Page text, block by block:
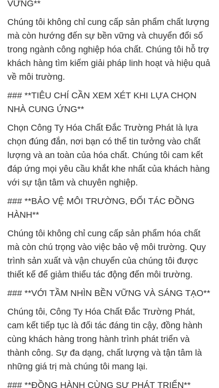
VỮNG**
Chúng tôi không chỉ cung cấp sản phẩm chất lượng
mà còn hướng đến sự bền vững và chuyển đổi số
trong ngành công nghiệp hóa chất. Chúng tôi hỗ trợ
khách hàng tìm kiếm giải pháp linh hoạt và hiệu quả
về môi trường.
### **TIÊU CHÍ CẦN XEM XÉT KHI LỰA CHỌN
NHÀ CUNG ỨNG**
Chọn Công Ty Hóa Chất Đắc Trường Phát là lựa
chọn đúng đắn, nơi bạn có thể tin tưởng vào chất
lượng và an toàn của hóa chất. Chúng tôi cam kết
đáp ứng mọi yêu cầu khắt khe nhất của khách hàng
với sự tận tâm và chuyên nghiệp.
### **BẢO VỆ MÔI TRƯỜNG, ĐỐI TÁC ĐỒNG
HÀNH**
Chúng tôi không chỉ cung cấp sản phẩm hóa chất
mà còn chú trọng vào việc bảo vệ môi trường. Quy
trình sản xuất và vận chuyển của chúng tôi được
thiết kế để giảm thiểu tác động đến môi trường.
### **VỚI TẦM NHÌN BỀN VỮNG VÀ SÁNG TẠO**
Chúng tôi, Công Ty Hóa Chất Đắc Trường Phát,
cam kết tiếp tục là đối tác đáng tin cậy, đồng hành
cùng khách hàng trong hành trình phát triển và
thành công. Sự đa dạng, chất lượng và tận tâm là
những giá trị mà chúng tôi mang lại.
### **ĐỒNG HÀNH CÙNG SỰ PHÁT TRIỂN**